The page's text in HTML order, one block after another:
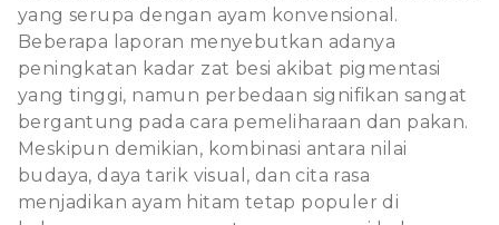
yang serupa dengan ayam konvensional.
Beberapa laporan menyebutkan adanya
peningkatan kadar zat besi akibat pigmentasi
yang tinggi, namun perbedaan signifikan sangat
bergantung pada cara pemeliharaan dan pakan.
Meskipun demikian, kombinasi antara nilai
budaya, daya tarik visual, dan cita rasa
menjadikan ayam hitam tetap populer di